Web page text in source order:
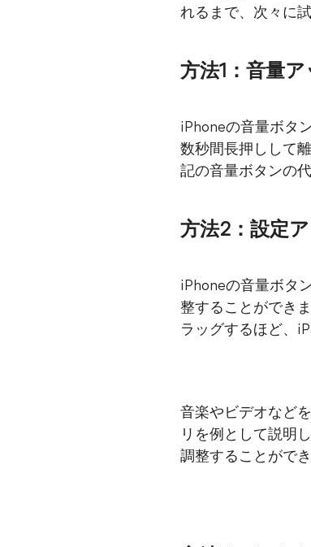
れるまで、次々に
方法1：音量
iPhoneの音量ボタ
数秒間長押しして
記の音量ボタンの
方法2：設定
iPhoneの音量ボタ
整することができ
ラッグするほど、
音楽やビデオなど
リを例として説明
調整することができ